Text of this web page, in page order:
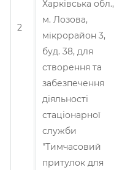
2
Харківська обл.,
м. Лозова,
мікрорайон 3,
буд. 38, для
створення та
забезпечення
діяльності
стаціонарної
служби
"Тимчасовий
притулок для